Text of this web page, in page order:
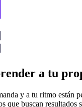
a tu
y a tu ritmo están
que buscan resultados